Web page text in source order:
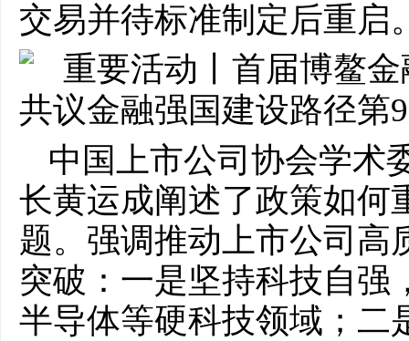
交易并待标准制定后重启
中国上市公司协会学术
长黄运成阐述了政策如何
题。强调推动上市公司高
突破：一是坚持科技自强
半导体等硬科技领域；二